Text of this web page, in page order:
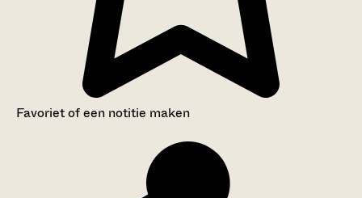
Favoriet of een notitie maken